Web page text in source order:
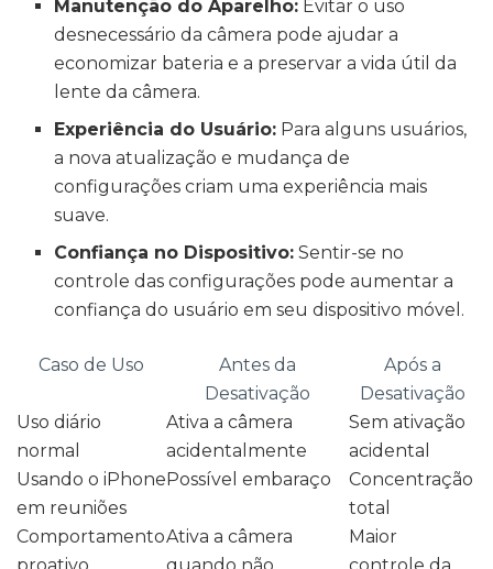
Manutenção do Aparelho: Evitar o uso
desnecessário da câmera pode ajudar a
economizar bateria e a preservar a vida útil da
lente da câmera.
Experiência do Usuário: Para alguns usuários,
a nova atualização e mudança de
configurações criam uma experiência mais
suave.
Confiança no Dispositivo: Sentir-se no
controle das configurações pode aumentar a
confiança do usuário em seu dispositivo móvel.
Caso de Uso
Antes da
Desativação
Após a
Desativação
Uso diário
normal
Ativa a câmera
acidentalmente
Sem ativação
acidental
Usando o iPhone
em reuniões
Possível embaraço
Concentração
total
ComportamentoAtiva a câmera
Maior